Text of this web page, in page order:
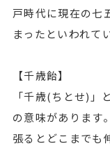
戸時代に現在の七
まったといわれて
【千歳飴】
「千歳(ちとせ)」
の意味があります
張るとどこまでも